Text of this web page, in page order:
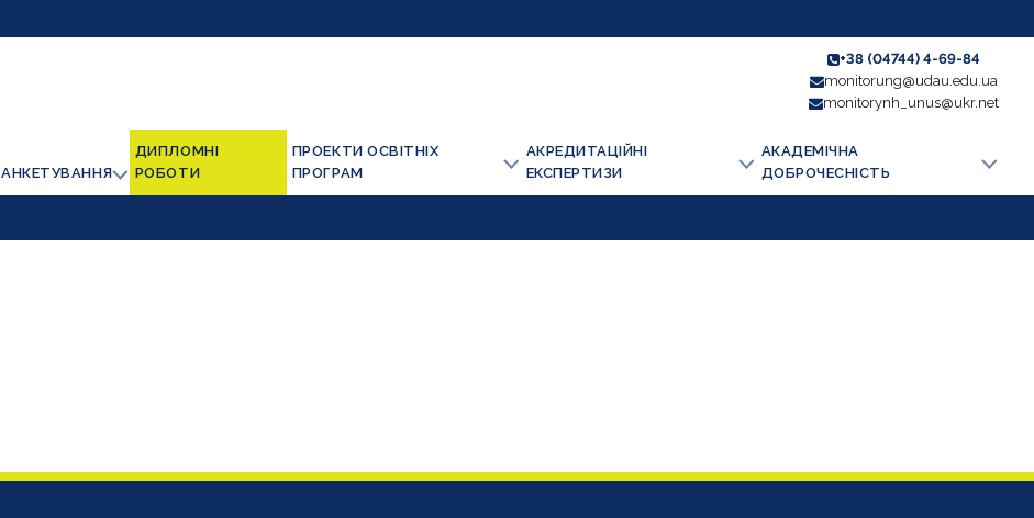
+38 (04744) 4-69-84
monitorung@udau.edu.ua
monitorynh_unus@ukr.net
АНКЕТУВАННЯ
ДИПЛОМНІ
РОБОТИ
ПРОЕКТИ ОСВІТНІХ
ПРОГРАМ
АКРЕДИТАЦІЙНІ
ЕКСПЕРТИЗИ
АКАДЕМІЧНА
ДОБРОЧЕСНІСТЬ